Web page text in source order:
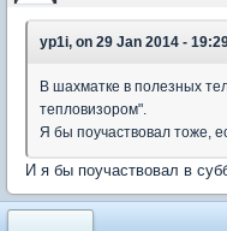
yp1i, on 29 Jan 2014 -
В шахматке в полезных
тепловизором".
Я бы поучаствовал тоже,
И я бы поучаствовал в